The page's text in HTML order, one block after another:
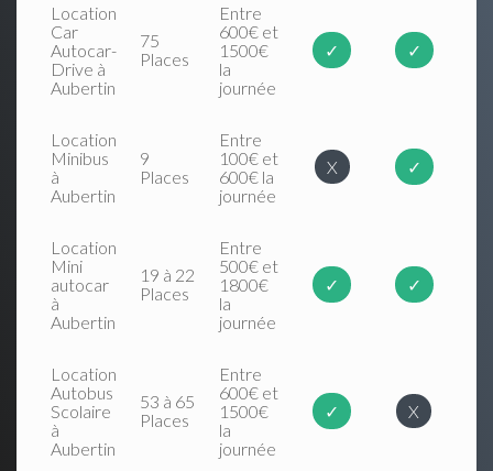
Location
Car
Autocar-
Drive à
Aubertin
75
Places
Entre
600€ et
1500€
la
journée
✓ ✓
Location
Minibus
à
Aubertin
9
Places
Entre
100€ et
600€ la
journée
X ✓
Location
Mini
autocar
à
Aubertin
19 à 22
Places
Entre
500€ et
1800€
la
journée
✓ ✓
Location
Autobus
Scolaire
à
Aubertin
53 à 65
Places
Entre
600€ et
1500€
la
journée
✓ X